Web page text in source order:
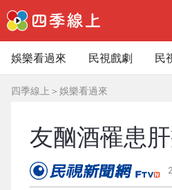
娛樂看過來 民視戲劇 民
四季線上 ＞ 娛樂看過來
友酗酒罹患